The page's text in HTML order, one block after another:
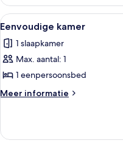
Alle
foto's
voor
Eenvoudige
kamer
laden
1
Eenvoudige kamer
1 slaapkamer
Max. aantal: 1
1 eenpersoonsbed
Meer informatie
Meer
kamer